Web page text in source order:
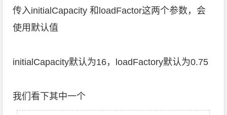
传入initialCapacity 和loadFactor这两个参数，会
使用默认值
initialCapacity默认为16，loadFactory默认为0.75
我们看下其中一个